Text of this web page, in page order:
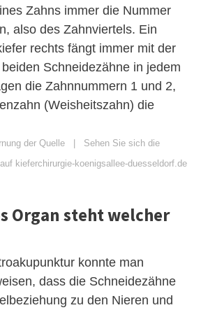
Zahns immer die Nummer
also des Zahnviertels. Ein
rechts fängt immer mit der
Schneidezähne in jedem
die Zahnnummern 1 und 2,
(Weisheitszahn) die
der Quelle
Sehen Sie sich die
kieferchirurgie-koenigsallee-duesseldorf.de
Organ steht welcher
konnte man
dass die Schneidezähne
zu den Nieren und